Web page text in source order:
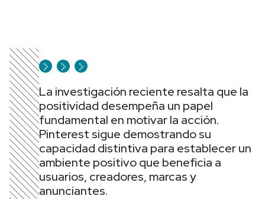
La investigación reciente resalta que la
positividad desempeña un papel
fundamental en motivar la acción.
Pinterest sigue demostrando su
capacidad distintiva para establecer un
ambiente positivo que beneficia a
usuarios, creadores, marcas y
anunciantes.